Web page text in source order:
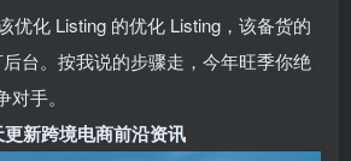
优化 Listing 的优化 Listing，该备货的
台。按我说的步骤走，今年旺季你绝
手。
新跨境电商前沿资讯